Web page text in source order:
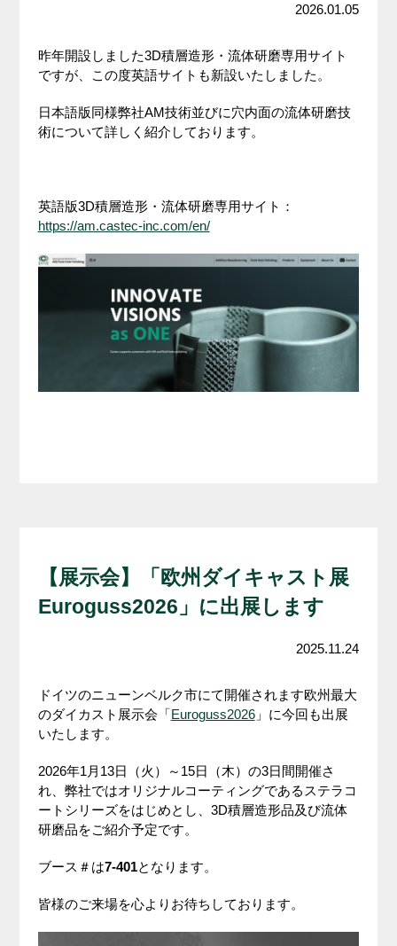
2026.01.05
昨年開設しました3D積層造形・流体研磨専用サイト
ですが、この度英語サイトも新設いたしました。
日本語版同様弊社AM技術並びに穴内面の流体研磨技
術について詳しく紹介しております。
英語版3D積層造形・流体研磨専用サイト：
https://am.castec-inc.com/en/
【展示会】「欧州ダイキャスト展
Euroguss2026」に出展します
2025.11.24
ドイツのニューンベルク市にて開催されます欧州最大
のダイカスト展示会「Euroguss2026」に今回も出展
いたします。
2026年1月13日（火）～15日（木）の3日間開催さ
れ、弊社ではオリジナルコーティングであるステラコ
ートシリーズをはじめとし、3D積層造形品及び流体
研磨品をご紹介予定です。
ブース＃は7-401となります。
皆様のご来場を心よりお待ちしております。